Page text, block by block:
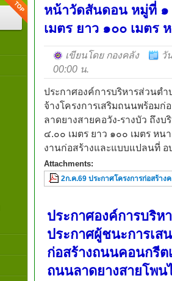
หน้าวัดสันดอน หมู่ที่ ๑
เมตร ยาว ๑๐๐ เมตร
เขียนโดย กองคลัง
วั
00:00 น.
ประกาศองค์การบริหารส่วนตำ
จ้างโครงการเสริมถนนพร้อม
ลาดยางสายคอวัง-รางบัว ถึง
๔.๐๐ เมตร ยาว ๑๐๐ เมตร หน
งานก่อสร้างและแบบแปลนที่ อ
Attachments:
2ก.ค.69 ประกาศโครงการก่อสร้าง
ประกาศองค์การบริห
ประกาศผู้ชนะการเส
ก่อสร้างถนนคอนกรีต
ถนนลาดยางสายโพน